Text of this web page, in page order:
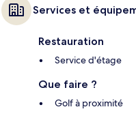
Services et
Restauration
Service d'étage
Que faire ?
Golf à proximité